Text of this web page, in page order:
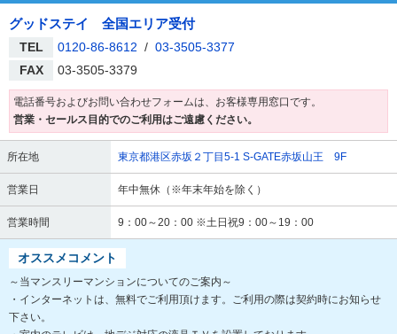
グッドステイ 全国エリア受付
TEL 0120-86-8612 / 03-3505-3377
FAX
03-3505-3379
電話番号およびお問い合わせフォームは、お客様専用窓口です。
営業・セールス目的でのご利用はご遠慮ください。
所在地 東京都港区赤坂２丁目5-1 S-GATE赤坂山王 9F
営業日 年中無休（※年末年始を除く）
営業時間 9：00～20：00 ※土日祝9：00～19：00
オススメコメント
～当マンスリーマンションについてのご案内～
・インターネットは、無料でご利用頂けます。ご利用の際は契約時にお知らせ
下さい。